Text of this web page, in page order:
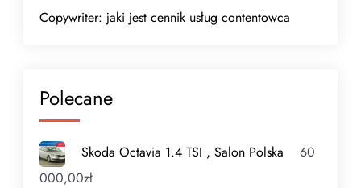
Copywriter: jaki jest cennik usług contentowca
Polecane
Skoda Octavia 1.4 TSI , Salon Polska
60
000,00zł